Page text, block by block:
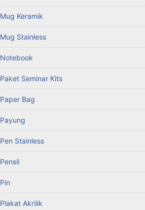
Mug Keramik
Mug Stainless
Notebook
Paket Seminar Kits
Paper Bag
Payung
Pen Stainless
Pensil
Pin
Plakat Akrilik